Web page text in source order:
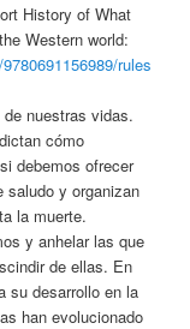
History of What
Western world:
rules
nuestras vidas.
cómo
debemos ofrecer
saludo y organizan
la muerte.
y anhelar las que
de ellas. En
su desarrollo en la
han evolucionado